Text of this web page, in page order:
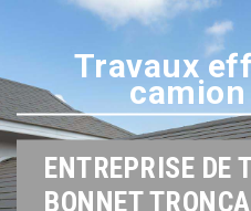
Travaux
ENTREPRISE DE
BONNET